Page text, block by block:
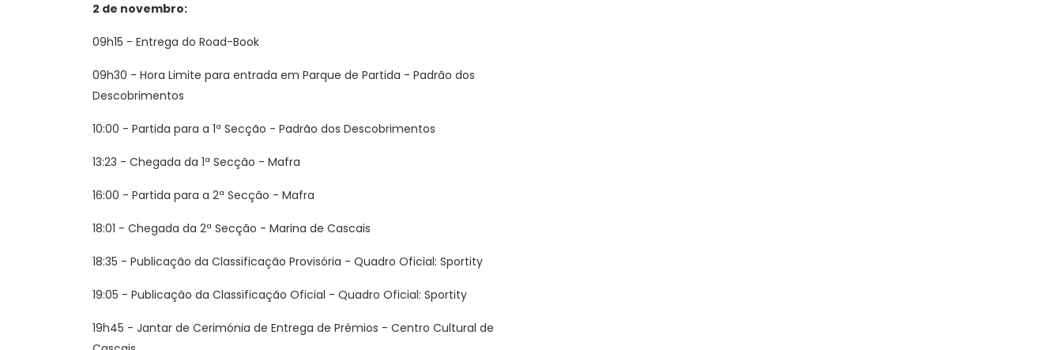
2 de novembro:
09h15 - Entrega do Road-Book
09h30 - Hora Limite para entrada em Parque de Partida - Padrão dos
Descobrimentos
10:00 - Partida para a 1ª Secção - Padrão dos Descobrimentos
13:23 - Chegada da 1ª Secção - Mafra
16:00 - Partida para a 2ª Secção - Mafra
18:01 - Chegada da 2ª Secção - Marina de Cascais
18:35 - Publicação da Classificação Provisória - Quadro Oficial: Sportity
19:05 - Publicação da Classificação Oficial - Quadro Oficial: Sportity
19h45 - Jantar de Cerimónia de Entrega de Prémios - Centro Cultural de